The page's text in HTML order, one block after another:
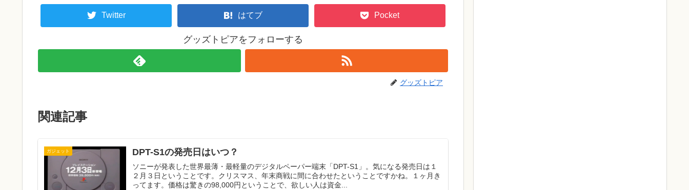
Twitter はてブ Pocket
グッズトピアをフォローする
グッズトピア
関連記事
ガジェット DPT-S1の発売日はいつ？
ソニーが発表した世界最薄・最軽量のデジタルペーパー端末「DPT-S1」。気になる発売日は１
２月３日ということです。クリスマス、年末商戦に間に合わせたということですかね。１ヶ月き
ってます。価格は驚きの98,000円ということで、欲しい人は資金...